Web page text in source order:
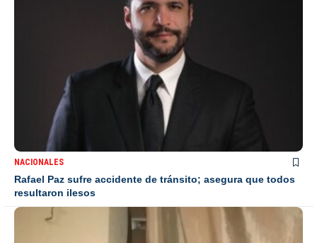
NACIONALES
Rafael Paz sufre accidente de tránsito; asegura que todos
resultaron ilesos